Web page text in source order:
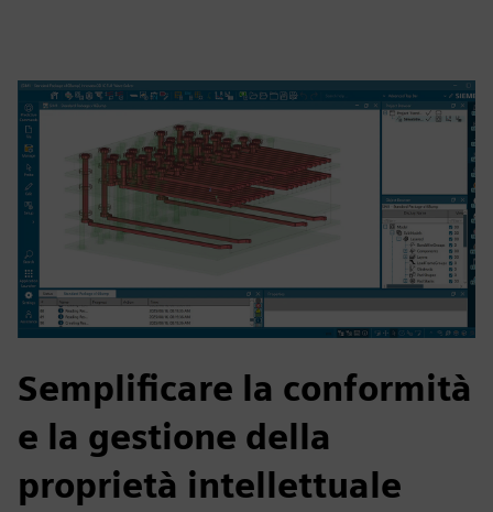
Semplificare la conformità
e la gestione della
proprietà intellettuale